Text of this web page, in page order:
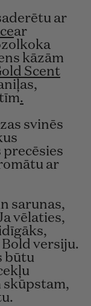
ar
ar
kāzām
Scent
.
svinēs
ar
sarunas,
vēlaties,
versiju.
būtu
skūpstam,